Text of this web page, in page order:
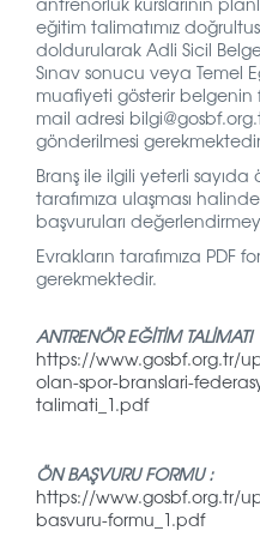
eğitim talimatımız
doldurularak Adli Sicil
Sınav sonucu veya Temel
muafiyeti gösterir belgenin
mail adresi
gönderilmesi
Branş ile ilgili yeterli
tarafımıza ulaşması
başvuruları
Evrakların tarafımıza PDF
gerekmektedir.
ANTRENÖR EĞİTİM
https://www.gosbf.org.tr/
olan-spor-branslari-
talimati_1.pdf
ÖN BAŞVURU FORMU :
https://www.gosbf.org.tr/
basvuru-formu_1.pdf